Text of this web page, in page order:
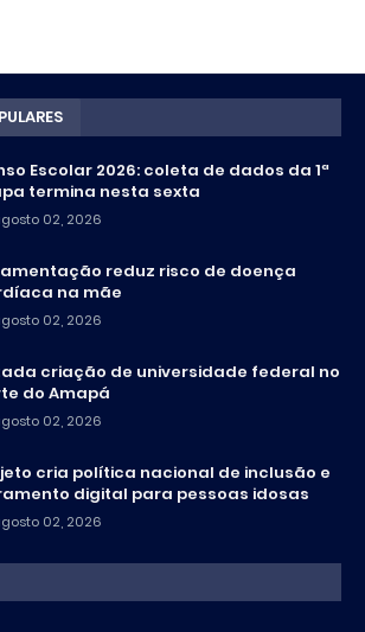
Escolar 2026: coleta de dados da 1ª
termina nesta sexta
02, 2026
reduz risco de doença
na mãe
02, 2026
criação de universidade federal no
do Amapá
02, 2026
cria política nacional de inclusão e
digital para pessoas idosas
02, 2026